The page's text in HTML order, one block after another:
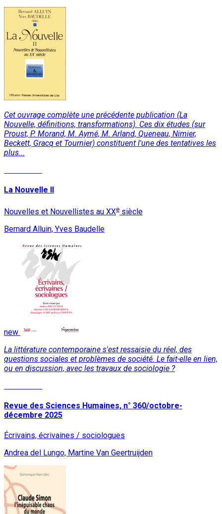
Cet ouvrage complète une précédente publication (La
Nouvelle, définitions, transformations). Ces dix études (sur
Proust, P. Morand, M. Aymé, M. Arland, Queneau, Nimier,
Beckett, Gracq et Tournier) constituent l'une des tentatives les
plus...
La Nouvelle II
Nouvelles et Nouvellistes au XXe siècle
Bernard Alluin, Yves Baudelle
new
La littérature contemporaine s'est ressaisie du réel, des
questions sociales et problèmes de société. Le fait-elle en lien,
ou en discussion, avec les travaux de sociologie ?
Revue des Sciences Humaines, n° 360/octobre-
décembre 2025
Écrivains, écrivaines / sociologues
Andrea del Lungo, Martine Van Geertruijden